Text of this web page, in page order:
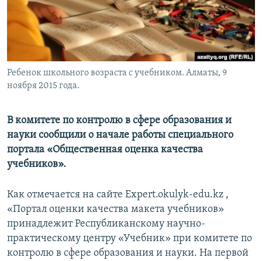
Ребенок школьного возраста с учебником. Алматы, 9
ноября 2015 года.
В комитете по контролю в сфере образования и
науки сообщили о начале работы специального
портала «Общественная оценка качества
учебников».
Как отмечается на сайте Еxpert.okulyk-edu.kz ,
«Портал оценки качества макета учебников»
принадлежит Республиканскому научно-
практическому центру «Учебник» при комитете по
контролю в сфере образования и науки. На первой